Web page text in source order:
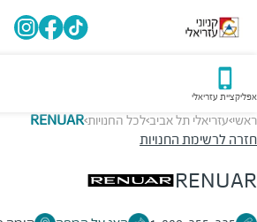
אפליקציית עזריאלי
ראשי>עזריאלי תל אביב>לכל החנויות>
RENUAR
חזרה לרשימת החנויות
RENUAR